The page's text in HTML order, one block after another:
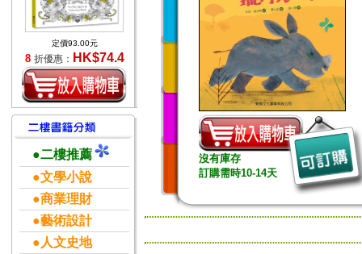
定價93.00元
8 折優惠： HK$74.4
●二樓推薦
●文學小說
●商業理財
●藝術設計
●人文史地
沒有庫存
訂購需時10-14天